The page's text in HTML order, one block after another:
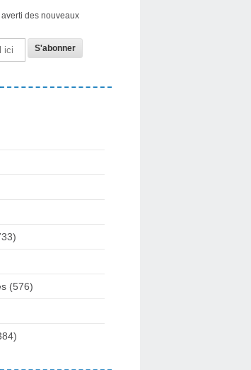
des nouveaux
(576)